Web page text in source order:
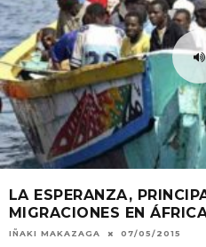
LA ESPERANZA,
MIGRACIONES EN
IÑAKI MAKAZAGA 07/05/2015